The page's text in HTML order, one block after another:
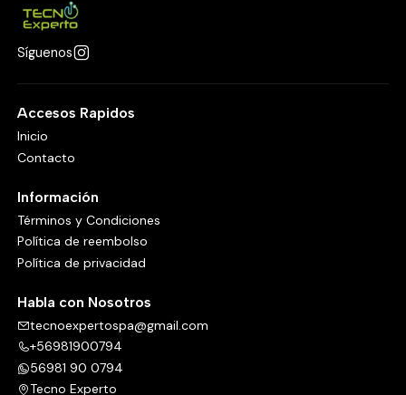
Síguenos
Accesos Rapidos
Inicio
Contacto
Información
Términos y Condiciones
Política de reembolso
Política de privacidad
Habla con Nosotros
tecnoexpertospa@gmail.com
+56981900794
56981 90 0794
Tecno Experto